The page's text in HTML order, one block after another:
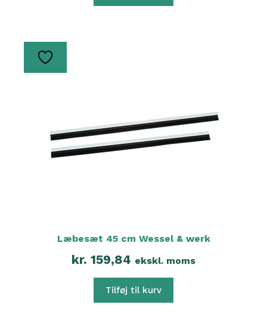
Læbesæt 45 cm Wessel & werk
kr. 159,84 ekskl. moms
Tilføj til kurv